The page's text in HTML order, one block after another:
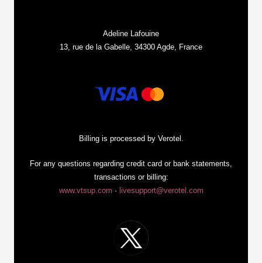
Adeline Lafouine
13, rue de la Gabelle, 34300 Agde, France
Billing is processed by Verotel.
For any questions regarding credit card or bank statements,
transactions or billing:
www.vtsup.com · livesupport@verotel.com